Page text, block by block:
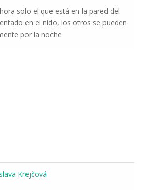
solo el que está en la pared del
en el nido, los otros se pueden
por la noche
Krejčová